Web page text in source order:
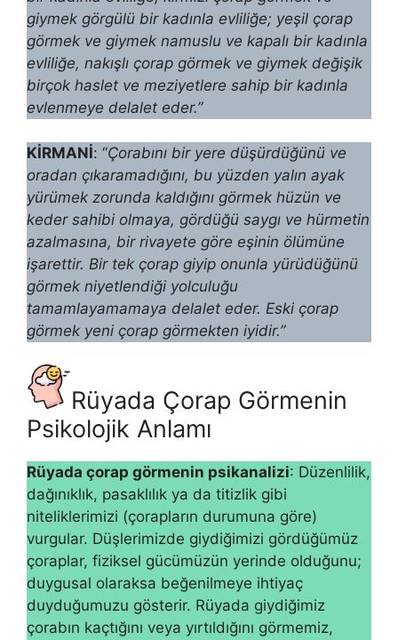
giymek görgülü bir kadınla evliliğe; yeşil çorap
görmek ve giymek namuslu ve kapalı bir kadınla
evliliğe, nakışlı çorap görmek ve giymek değişik
birçok haslet ve meziyetlere sahip bir kadınla
evlenmeye delalet eder.”
KİRMANİ: “Çorabını bir yere düşürdüğünü ve
oradan çıkaramadığını, bu yüzden yalın ayak
yürümek zorunda kaldığını görmek hüzün ve
keder sahibi ol­maya, gördüğü saygı ve hürmetin
azalmasına, bir rivayete göre eşinin ölü­müne
işarettir. Bir tek çorap giyip onunla yürüdüğünü
görmek niyetlendiği yolculuğu
tamamlayamamaya delalet eder. Eski çorap
görmek yeni çorap görmekten iyidir.”
Rüyada Çorap Görmenin
Psikolojik Anlamı
Rüyada çorap görmenin psikanalizi: Düzenlilik,
dağınıklık, pasaklılık ya da titizlik gibi
niteliklerimizi (çorapların durumuna göre)
vurgular. Düşlerimizde giydiğimizi gördüğümüz
çoraplar, fiziksel gücümüzün yerinde olduğunu;
duygusal olaraksa beğenilmeye ihtiyaç
duyduğumuzu gösterir. Rüyada giydiğimiz
çorabın kaçtığını veya yırtıldığını görmemiz,